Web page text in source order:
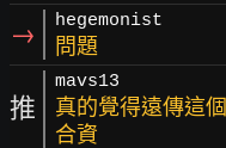
→ hegemonist
問題
推
mavs13
真的覺得遠傳這
合資